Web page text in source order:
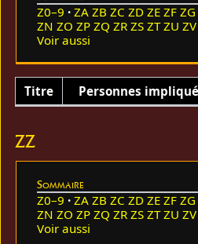
Z0–9 ZA ZB ZC ZD ZE ZF ZG
ZN ZO ZP ZQ ZR ZS ZT ZU ZV
Voir aussi
Titre Personnes
ZZ
Sommaire
Z0–9 ZA ZB ZC ZD ZE ZF ZG
ZN ZO ZP ZQ ZR ZS ZT ZU ZV
Voir aussi